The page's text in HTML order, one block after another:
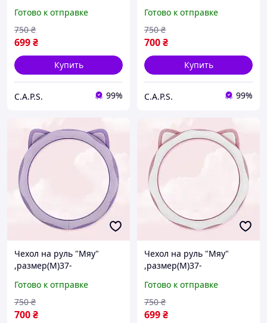
зеленый+белый цвет
Готово к отправке
699₴
750 ₴
Купить
C.A.P.S. 99%
розовый+желтый цвет
Готово к отправке
700₴
750 ₴
Купить
C.A.P.S. 99%
Чехол на руль "Мяу"
,размер(М)37-
фиолетовый цвет
Готово к отправке
700₴
750 ₴
Чехол на руль "Мяу"
,размер(М)37-
розовый+белый цвет
Готово к отправке
699₴
750 ₴